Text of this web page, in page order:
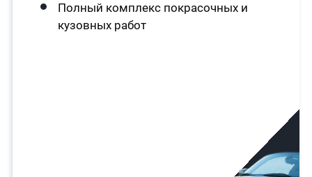
Полный комплекс покрасочных и
кузовных работ